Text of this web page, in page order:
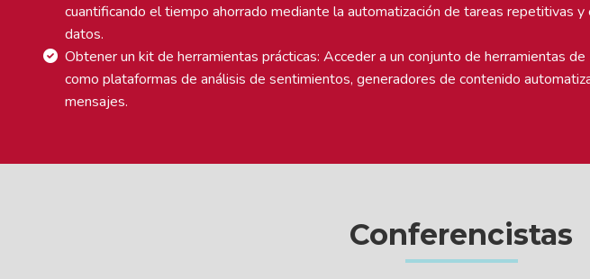
cuantificando el tiempo ahorrado mediante la automatización de tareas repetitivas
datos.
Obtener un kit de herramientas prácticas: Acceder a un conjunto de herramientas de
como plataformas de análisis de sentimientos, generadores de contenido
mensajes.
Conferencistas